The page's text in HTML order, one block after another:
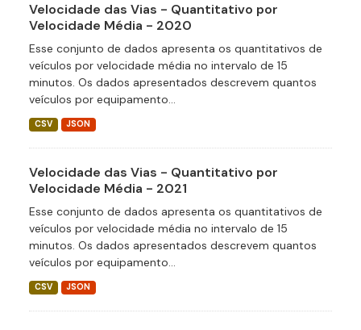
Velocidade das Vias - Quantitativo por
Velocidade Média - 2020
Esse conjunto de dados apresenta os quantitativos de
veículos por velocidade média no intervalo de 15
minutos. Os dados apresentados descrevem quantos
veículos por equipamento...
CSV JSON
Velocidade das Vias - Quantitativo por
Velocidade Média - 2021
Esse conjunto de dados apresenta os quantitativos de
veículos por velocidade média no intervalo de 15
minutos. Os dados apresentados descrevem quantos
veículos por equipamento...
CSV JSON